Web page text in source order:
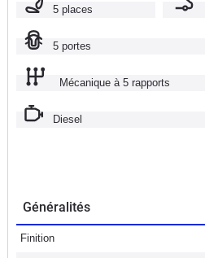
5 places
5 portes
Mécanique à 5 rapports
Diesel
Généralités
Finition